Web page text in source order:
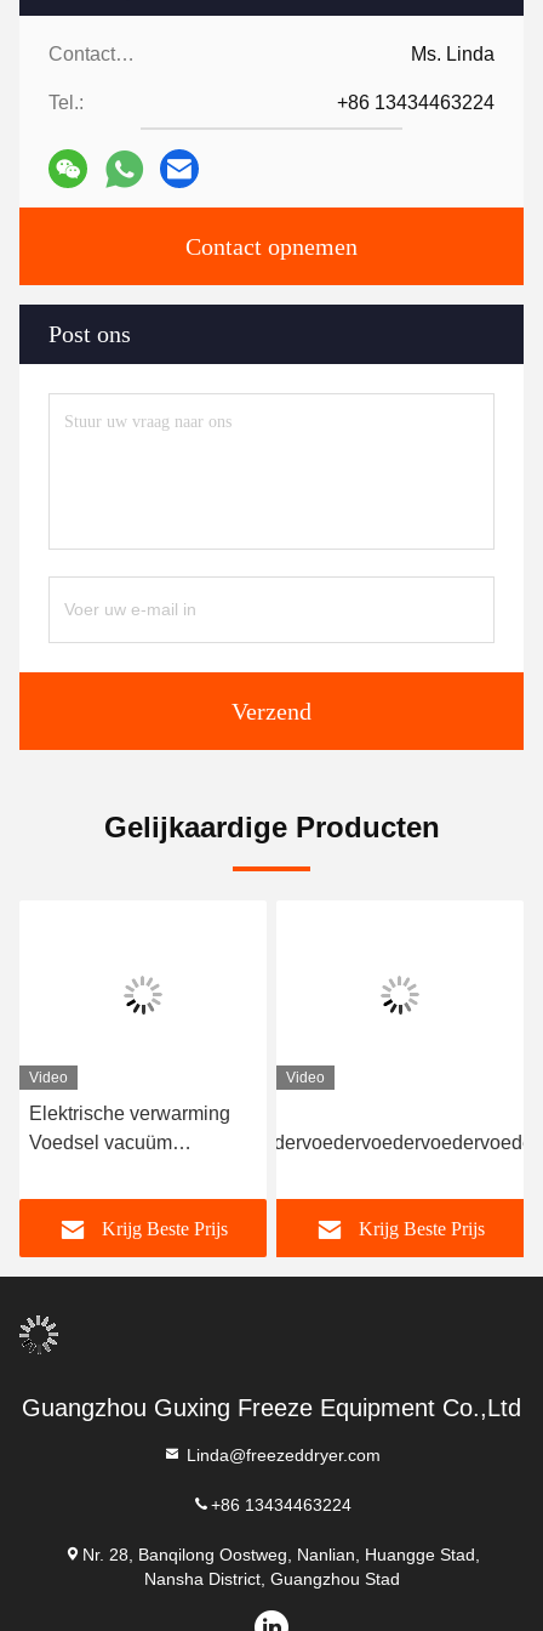
Contactpersonen: Ms. Linda
Tel.: +86 13434463224
Contact opnemen
Post ons
Verzend
Gelijkaardige Producten
Video
Elektrische verwarming
Voedsel vacuüm
Krijg Beste Prijs
Video
Persoonlijke
Krijg Beste Prijs
Guangzhou Guxing Freeze Equipment Co.,Ltd
Linda@freezeddryer.com
+86 13434463224
Nr. 28, Banqilong Oostweg, Nanlian, Huangge Stad,
Nansha District, Guangzhou Stad